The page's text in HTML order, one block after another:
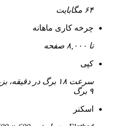
۶۴ مگابایت
چرخه کاری ماهانه
تا ۸,۰۰۰ صفحه
کپی
۹ برگ
اسکنر